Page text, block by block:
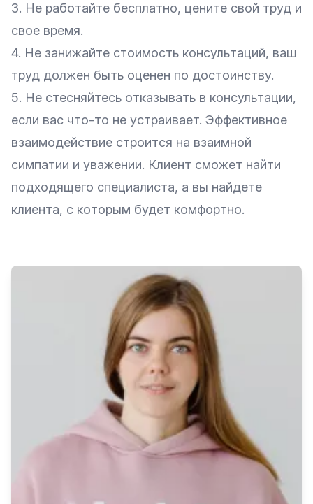
3. Не работайте бесплатно, цените свой труд и
свое время.
4. Не занижайте стоимость консультаций, ваш
труд должен быть оценен по достоинству.
5. Не стесняйтесь отказывать в консультации,
если вас что-то не устраивает. Эффективное
взаимодействие строится на взаимной
симпатии и уважении. Клиент сможет найти
подходящего специалиста, а вы найдете
клиента, с которым будет комфортно.